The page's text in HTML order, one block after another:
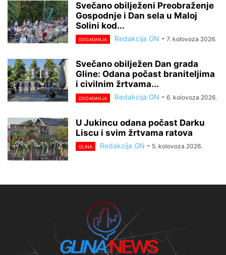
Svečano obilježeni Preobraženje
Gospodnje i Dan sela u Maloj
Solini kod...
DOGAĐANJA Redakcija GN - 7. kolovoza 2026.
Svečano obilježen Dan grada
Gline: Odana počast braniteljima
i civilnim žrtvama...
DOGAĐANJA Redakcija GN - 6. kolovoza 2026.
U Jukincu odana počast Darku
Liscu i svim žrtvama ratova
GLINA Redakcija GN - 5. kolovoza 2026.